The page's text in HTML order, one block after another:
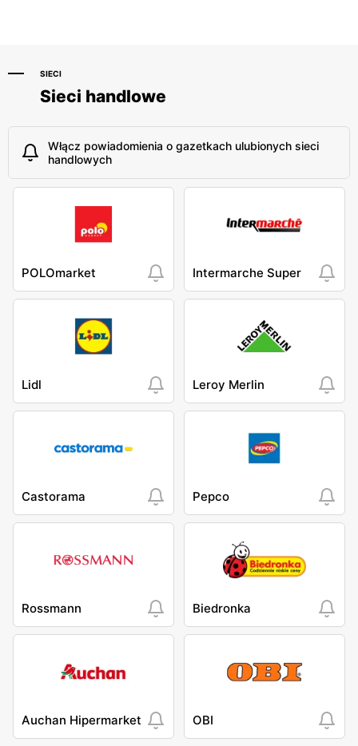
SIECI
Sieci handlowe
Włącz powiadomienia o gazetkach ulubionych sieci
handlowych
POLOmarket Intermarche Super
Lidl Leroy Merlin
Castorama Pepco
Rossmann Biedronka
Auchan Hipermarket OBI